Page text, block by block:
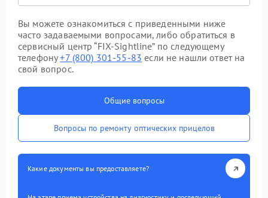
Вы можете ознакомиться с приведенными ниже
часто задаваемыми вопросами, либо обратиться в
сервисный центр “FIX-Sightline” по следующему
телефону+7 (800) 301-55-83 если не нашли ответ на
свой вопрос.
Общие вопросы
Вопросы по ремонту оптических прицелов
Какие документы вы предоставляете?